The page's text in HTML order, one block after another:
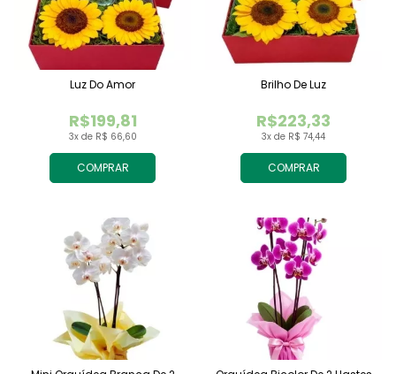
COMPRAR
3x de R$ 66,60
R$199,81
Luz Do Amor
COMPRAR
3x de R$ 74,44
R$223,33
Brilho De Luz